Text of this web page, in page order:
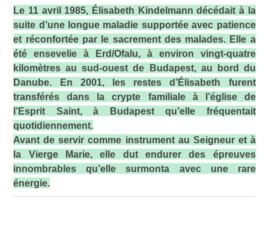
Le 11 avril 1985, Élisabeth Kindelmann décédait à la
suite d’une longue maladie supportée avec patience
et réconfortée par le sacrement des malades. Elle a
été ensevelie à Erd/Ofalu, à environ vingt-quatre
kilomètres au sud-ouest de Budapest, au bord du
Danube. En 2001, les restes d’Élisabeth furent
transférés dans la crypte familiale à l’église de
l’Esprit Saint, à Budapest qu’elle fréquentait
quotidiennement.
Avant de servir comme instrument au Seigneur et à
la Vierge Marie, elle dut endurer des épreuves
innombrables qu’elle surmonta avec une rare
énergie.